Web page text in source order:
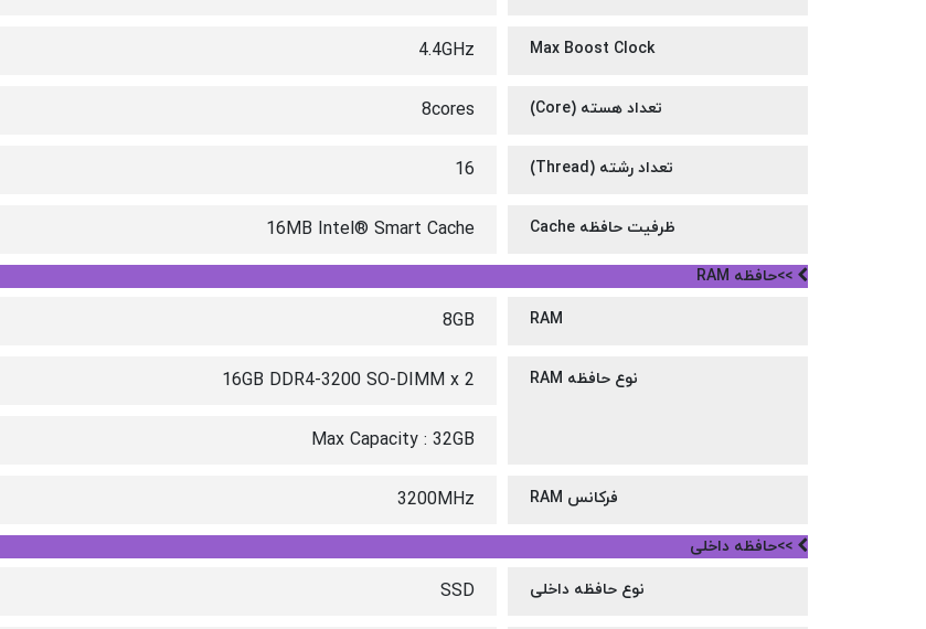
Max Boost Clock
4.4GHz
تعداد هسته (Core) 8cores
تعداد رشته (Thread) 16
ظرفیت حافظه Cache 16MB Intel® Smart Cache
>>حافظه RAM
RAM
8GB
نوع حافظه RAM 16GB DDR4-3200 SO-DIMM x 2
Max Capacity : 32GB
فرکانس RAM 3200MHz
>>حافظه داخلی
نوع حافظه داخلی SSD